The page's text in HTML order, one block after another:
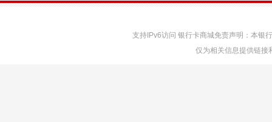
支持IPv6访问 银行卡商城免责声明：本银
仅为相关信息提供链接